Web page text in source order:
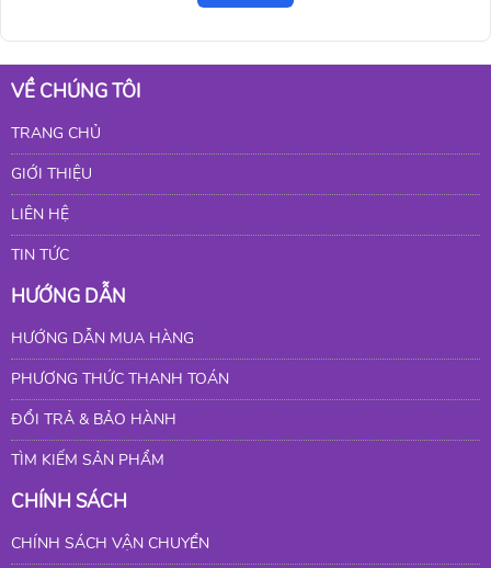
VỀ CHÚNG TÔI
TRANG CHỦ
GIỚI THIỆU
LIÊN HỆ
TIN TỨC
HƯỚNG DẪN
HƯỚNG DẪN MUA HÀNG
PHƯƠNG THỨC THANH TOÁN
ĐỔI TRẢ & BẢO HÀNH
TÌM KIẾM SẢN PHẨM
CHÍNH SÁCH
CHÍNH SÁCH VẬN CHUYỂN